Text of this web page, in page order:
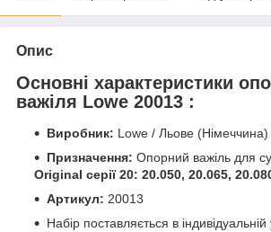
Опис
Основні характеристики
важіля Lowe 20013 :
Виробник: Lowe / Льове (Німеччина)
Призначення: Опорний важіль для
Original серії 20: 20.050, 20.065,
Артикул: 20013
Набір поставляється в індивідуальній